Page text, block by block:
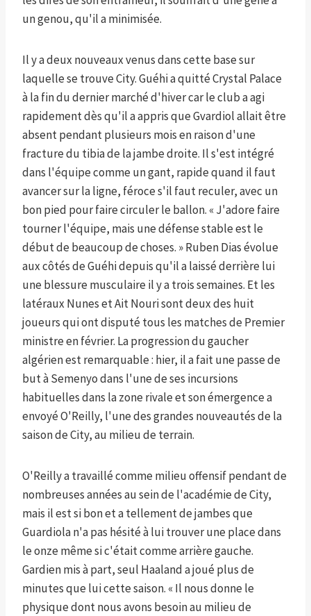
un genou, qu'il a minimisée.
Il y a deux nouveaux venus dans cette base sur
laquelle se trouve City. Guéhi a quitté Crystal Palace
à la fin du dernier marché d'hiver car le club a agi
rapidement dès qu'il a appris que Gvardiol allait être
absent pendant plusieurs mois en raison d'une
fracture du tibia de la jambe droite. Il s'est intégré
dans l'équipe comme un gant, rapide quand il faut
avancer sur la ligne, féroce s'il faut reculer, avec un
bon pied pour faire circuler le ballon. « J'adore faire
tourner l'équipe, mais une défense stable est le
début de beaucoup de choses. » Ruben Dias évolue
aux côtés de Guéhi depuis qu'il a laissé derrière lui
une blessure musculaire il y a trois semaines. Et les
latéraux Nunes et Ait Nouri sont deux des huit
joueurs qui ont disputé tous les matches de Premier
ministre en février. La progression du gaucher
algérien est remarquable : hier, il a fait une passe de
but à Semenyo dans l'une de ses incursions
habituelles dans la zone rivale et son émergence a
envoyé O'Reilly, l'une des grandes nouveautés de la
saison de City, au milieu de terrain.
O'Reilly a travaillé comme milieu offensif pendant de
nombreuses années au sein de l'académie de City,
mais il est si bon et a tellement de jambes que
Guardiola n'a pas hésité à lui trouver une place dans
le onze même si c'était comme arrière gauche.
Gardien mis à part, seul Haaland a joué plus de
minutes que lui cette saison. « Il nous donne le
physique dont nous avons besoin au milieu de